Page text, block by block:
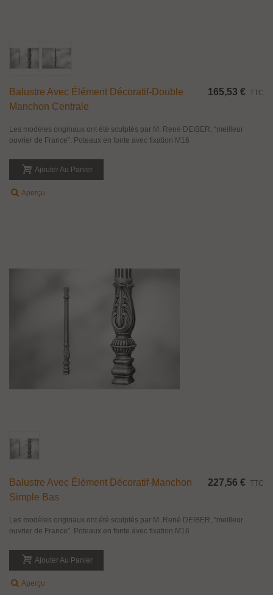
Balustre Avec Élément Décoratif-Double
Manchon Centrale
165,53 € TTC
Les modèles originaux ont été sculptés par M. René DEIBER, “meilleur
ouvrier de France”. Poteaux en fonte avec fixation M16
Ajouter Au Panier
Aperçu
Balustre Avec Élément Décoratif-Manchon
Simple Bas
227,56 € TTC
Les modèles originaux ont été sculptés par M. René DEIBER, “meilleur
ouvrier de France”. Poteaux en fonte avec fixation M16
Ajouter Au Panier
Aperçu